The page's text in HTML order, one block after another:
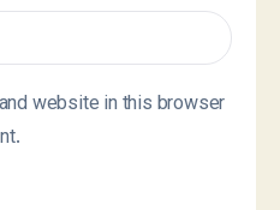
website in this browser